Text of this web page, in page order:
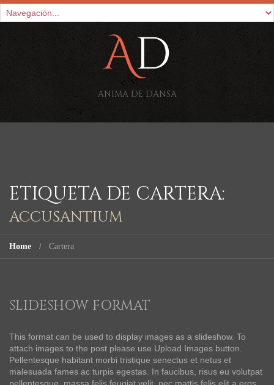
ANIMA DE DANSA
ETIQUETA DE CARTERA:
ACCUSANTIUM
Home Cartera
SLIDESHOW FORMAT
This format can be used to display images as a slideshow. To
attach images to the post please use Upload Images button.
Pellentesque habitant morbi tristique senectus et netus et
malesuada fames ac turpis egestas. In faucibus, risus eu volutpat
pellentesque, massa felis feugiat velit, nec mattis felis elit a eros.